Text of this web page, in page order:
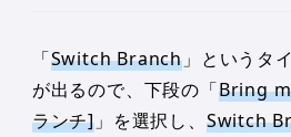
「Switch Branch 」というタ
が出るので、下段の「Bring
ランチ] 」を選択し、 Switch